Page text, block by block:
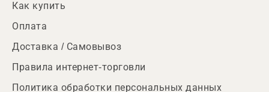
Как купить
Оплата
Доставка / Самовывоз
Правила интернет-торговли
Политика обработки персональных данных